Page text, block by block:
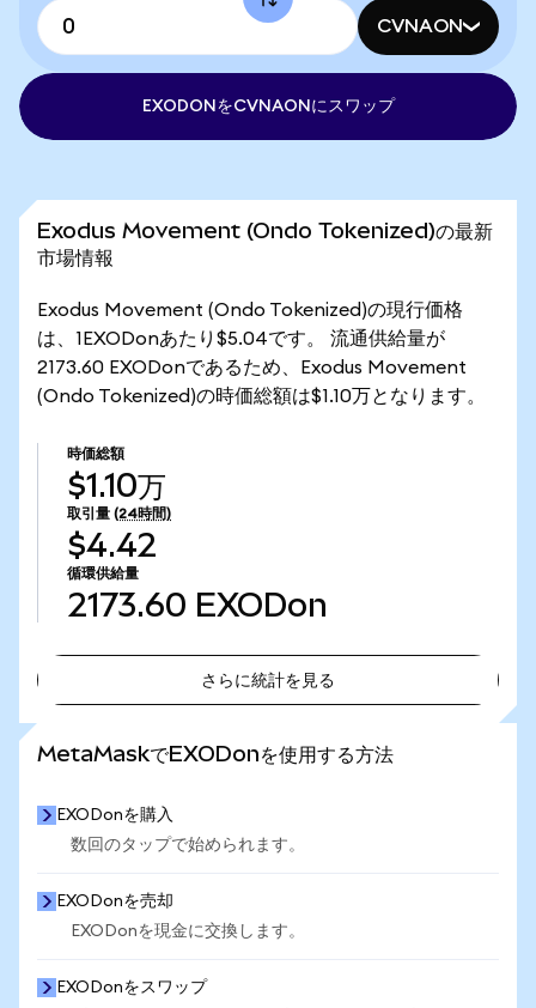
CVNAON
EXODONをCVNAONにスワップ
Exodus Movement (Ondo Tokenized)の最新
市場情報
Exodus Movement (Ondo Tokenized)の現行価格
は、1EXODonあたり$5.04です。 流通供給量が
2173.60 EXODonであるため、Exodus Movement
(Ondo Tokenized)の時価総額は$1.10万となります。
時価総額
$1.10万
取引量 (24時間)
$4.42
循環供給量
2173.60 EXODon
さらに統計を見る
MetaMaskでEXODonを使用する方法
EXODonを購入
数回のタップで始められます。
EXODonを売却
EXODonを現金に交換します。
EXODonをスワップ